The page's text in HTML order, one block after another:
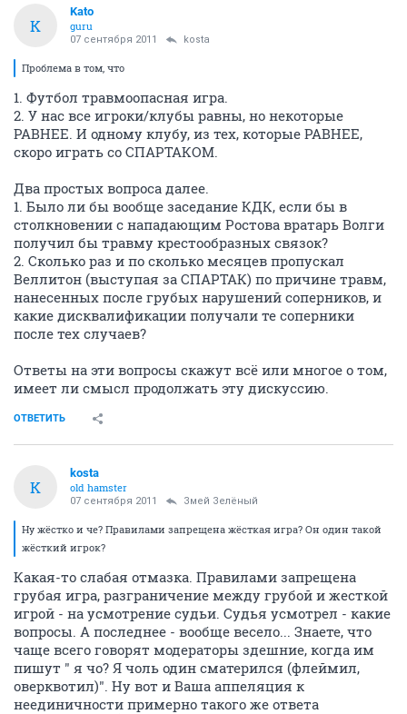
K
Kato
guru
07 сентября 2011 kosta
Проблема в том, что
1. Футбол травмоопасная игра.
2. У нас все игроки/клубы равны, но некоторые
РАВНЕЕ. И одному клубу, из тех, которые РАВНЕЕ,
скоро играть со СПАРТАКОМ.
Два простых вопроса далее.
1. Было ли бы вообще заседание КДК, если бы в
столкновении с нападающим Ростова вратарь Волги
получил бы травму крестообразных связок?
2. Сколько раз и по сколько месяцев пропускал
Веллитон (выступая за СПАРТАК) по причине травм,
нанесенных после грубых нарушений соперников, и
какие дисквалификации получали те соперники
после тех случаев?
Ответы на эти вопросы скажут всё или многое о том,
имеет ли смысл продолжать эту дискуссию.
ОТВЕТИТЬ
K
kosta
old hamster
07 сентября 2011 Змей Зелёный
Ну жёстко и че? Правилами запрещена жёсткая игра? Он один такой
жёсткий игрок?
Какая-то слабая отмазка. Правилами запрещена
грубая игра, разграничение между грубой и жесткой
игрой - на усмотрение судьи. Судья усмотрел - какие
вопросы. А последнее - вообще весело... Знаете, что
чаще всего говорят модераторы здешние, когда им
пишут " я чо? Я чоль один сматерился (флеймил,
оверквотил)". Ну вот и Ваша аппеляция к
неединичности примерно такого же ответа